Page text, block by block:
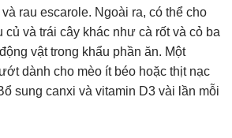
rau escarole. Ngoài ra, có thể cho
củ và trái cây khác như cà rốt và cỏ ba
vật trong khẩu phần ăn. Một
dành cho mèo ít béo hoặc thịt nạc
sung canxi và vitamin D3 vài lần mỗi